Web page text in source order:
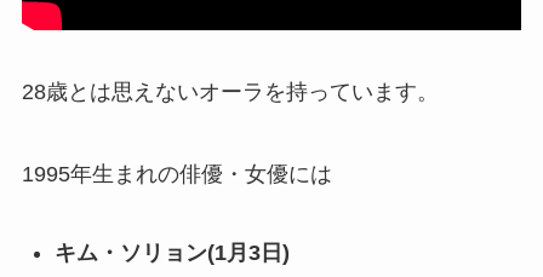
28歳とは思えないオーラを持っています。
1995年生まれの俳優・女優には
キム・ソリョン(1月3日)